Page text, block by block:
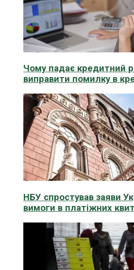
Чому падає кредитний
виправити помилку в
НБУ спростував заяви
вимоги в платіжних